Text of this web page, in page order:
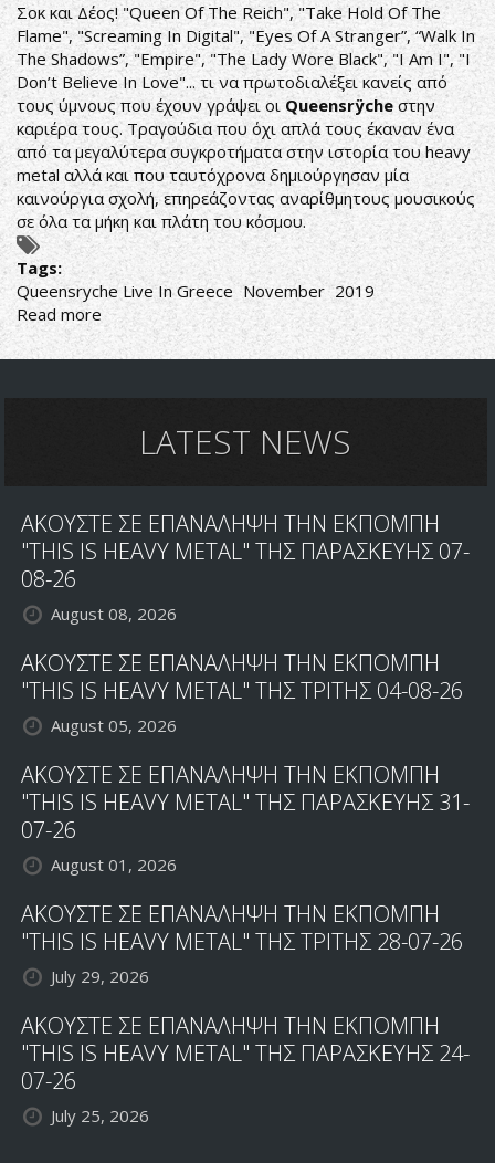
Σοκ και Δέος! "Queen Of The Reich", "Take Hold Of The
Flame", "Screaming In Digital", "Eyes Of A Stranger”, “Walk In
The Shadows”, "Empire", "The Lady Wore Black", "I Am I", "I
Don’t Believe In Love"... τι να πρωτοδιαλέξει κανείς από
τους ύμνους που έχουν γράψει οι Queensrÿche στην
καριέρα τους. Τραγούδια που όχι απλά τους έκαναν ένα
από τα μεγαλύτερα συγκροτήματα στην ιστορία του heavy
metal αλλά και που ταυτόχρονα δημιούργησαν μία
καινούργια σχολή, επηρεάζοντας αναρίθμητους μουσικούς
σε όλα τα μήκη και πλάτη του κόσμου.
Tags:
Queensryche Live In Greece November 2019
Read more about
ΟΙ
QUEENSRYCHE
ΝΟΕΜΒΡΙΟ
ΘΕΣΣΑΛΟΝΙΚΗ
LATEST NEWS
ΑΚΟΥΣΤΕ ΣΕ ΕΠΑΝΑΛΗΨΗ ΤΗΝ ΕΚΠΟΜΠΗ
"THIS IS HEAVY METAL" ΤΗΣ ΠΑΡΑΣΚΕΥΗΣ 07-
08-26
August 08, 2026
ΑΚΟΥΣΤΕ ΣΕ ΕΠΑΝΑΛΗΨΗ ΤΗΝ ΕΚΠΟΜΠΗ
"THIS IS HEAVY METAL" ΤΗΣ ΤΡΙΤΗΣ 04-08-26
August 05, 2026
ΑΚΟΥΣΤΕ ΣΕ ΕΠΑΝΑΛΗΨΗ ΤΗΝ ΕΚΠΟΜΠΗ
"THIS IS HEAVY METAL" ΤΗΣ ΠΑΡΑΣΚΕΥΗΣ 31-
07-26
August 01, 2026
ΑΚΟΥΣΤΕ ΣΕ ΕΠΑΝΑΛΗΨΗ ΤΗΝ ΕΚΠΟΜΠΗ
"THIS IS HEAVY METAL" ΤΗΣ ΤΡΙΤΗΣ 28-07-26
July 29, 2026
ΑΚΟΥΣΤΕ ΣΕ ΕΠΑΝΑΛΗΨΗ ΤΗΝ ΕΚΠΟΜΠΗ
"THIS IS HEAVY METAL" ΤΗΣ ΠΑΡΑΣΚΕΥΗΣ 24-
07-26
July 25, 2026